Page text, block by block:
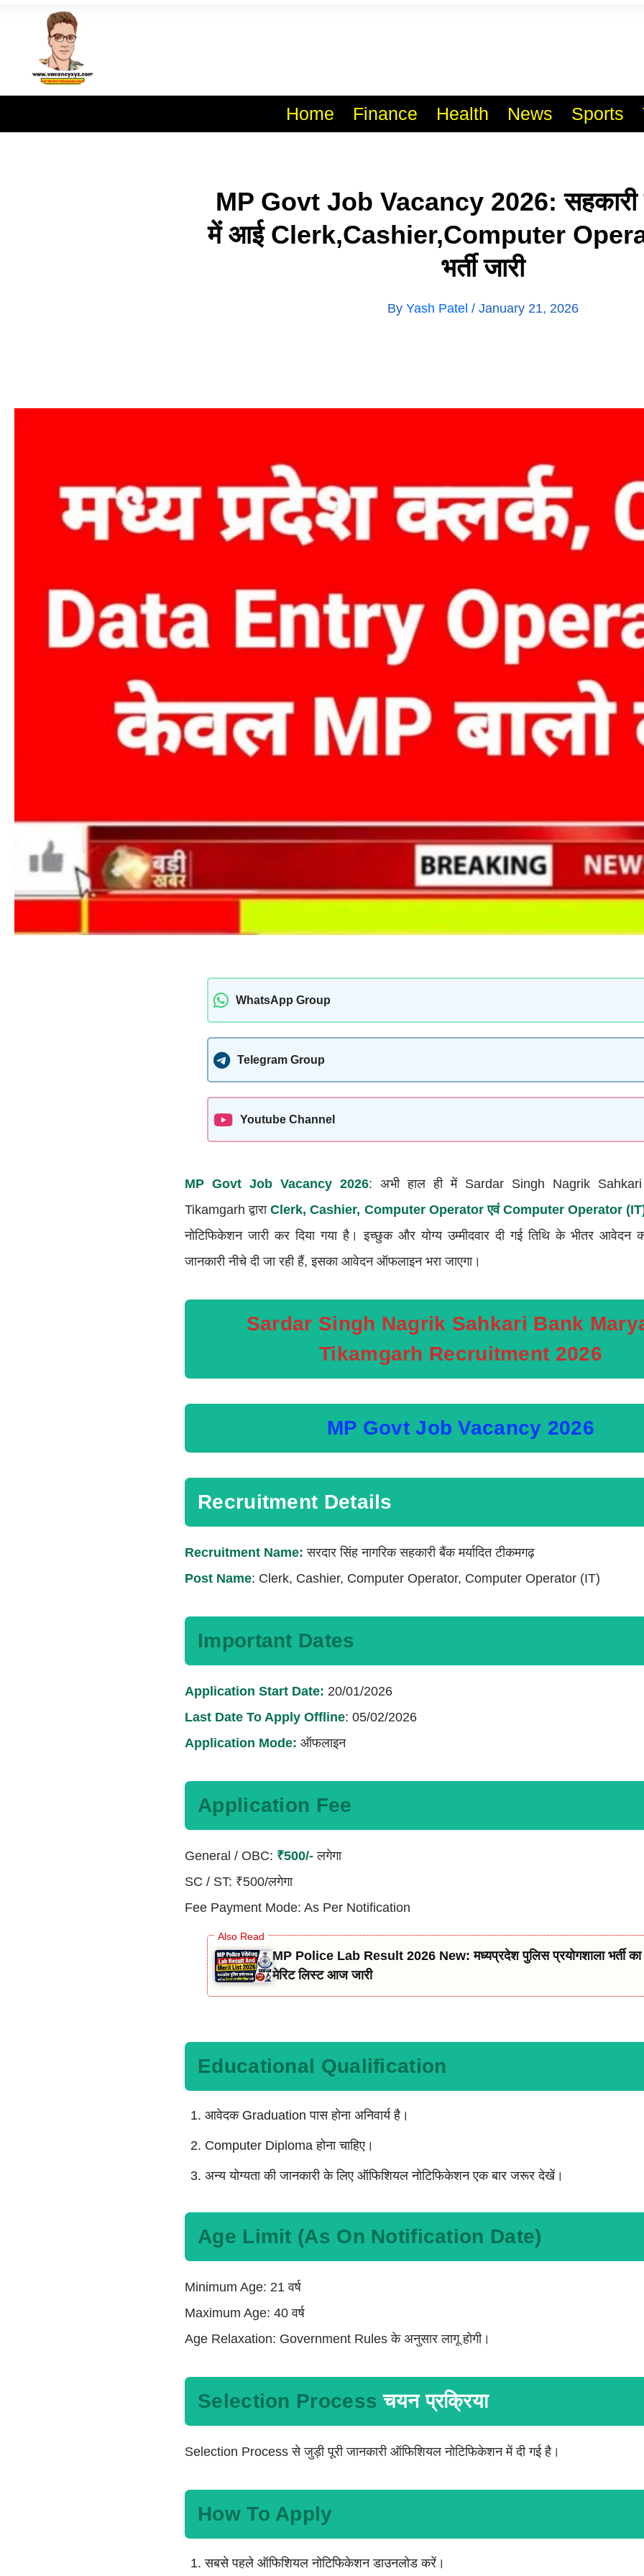
Home Finance Health News Sports
MP Govt Job Vacancy 2026: सहकारी
में आई Clerk,Cashier,Computer
भर्ती जारी
By Yash Patel / January 21, 2026
WhatsApp Group
Telegram Group
Youtube Channel
MP Govt Job Vacancy 2026: अभी हाल ही में Sardar Singh Nagrik
Tikamgarh द्वाराClerk, Cashier, Computer Operator एवं Computer Operator
नोटिफिकेशन जारी कर दिया गया है। इच्छुक और योग्य उम्मीदवार दी गई तिथि के भीतर आवेदन
जानकारी नीचे दी जा रही हैं, इसका आवेदन ऑफलाइन भरा जाएगा।
Sardar Singh Nagrik Sahkari Bank
Tikamgarh Recruitment 2026
MP Govt Job Vacancy 2026
Recruitment Details
Recruitment Name:सरदार सिंह नागरिक सहकारी बैंक मर्यादित टीकमगढ़
Post Name: Clerk, Cashier, Computer Operator, Computer Operator (IT)
Important Dates
Application Start Date: 20/01/2026
Last Date To Apply Offline: 05/02/2026
Application Mode: ऑफलाइन
Application Fee
General / OBC: ₹500/- लगेगा
SC / ST: ₹500/लगेगा
Fee Payment Mode: As Per Notification
MP Police Lab Result 2026 New: मध्यप्रदेश पुलिस प्रयोगशाला भर्ती
मेरिट लिस्ट आज जारी
Educational Qualification
आवेदक Graduation पास होना अनिवार्य है।
Computer Diploma होना चाहिए।
अन्य योग्यता की जानकारी के लिए ऑफिशियल नोटिफिकेशन एक बार जरूर देखें।
Age Limit (As On Notification Date)
Minimum Age: 21 वर्ष
Maximum Age: 40 वर्ष
Age Relaxation: Government Rules के अनुसार लागू होगी।
Selection Process चयन प्रक्रिया
Selection Process से जुड़ी पूरी जानकारी ऑफिशियल नोटिफिकेशन में दी गई है।
How To Apply
सबसे पहले ऑफिशियल नोटिफिकेशन डाउनलोड करें।